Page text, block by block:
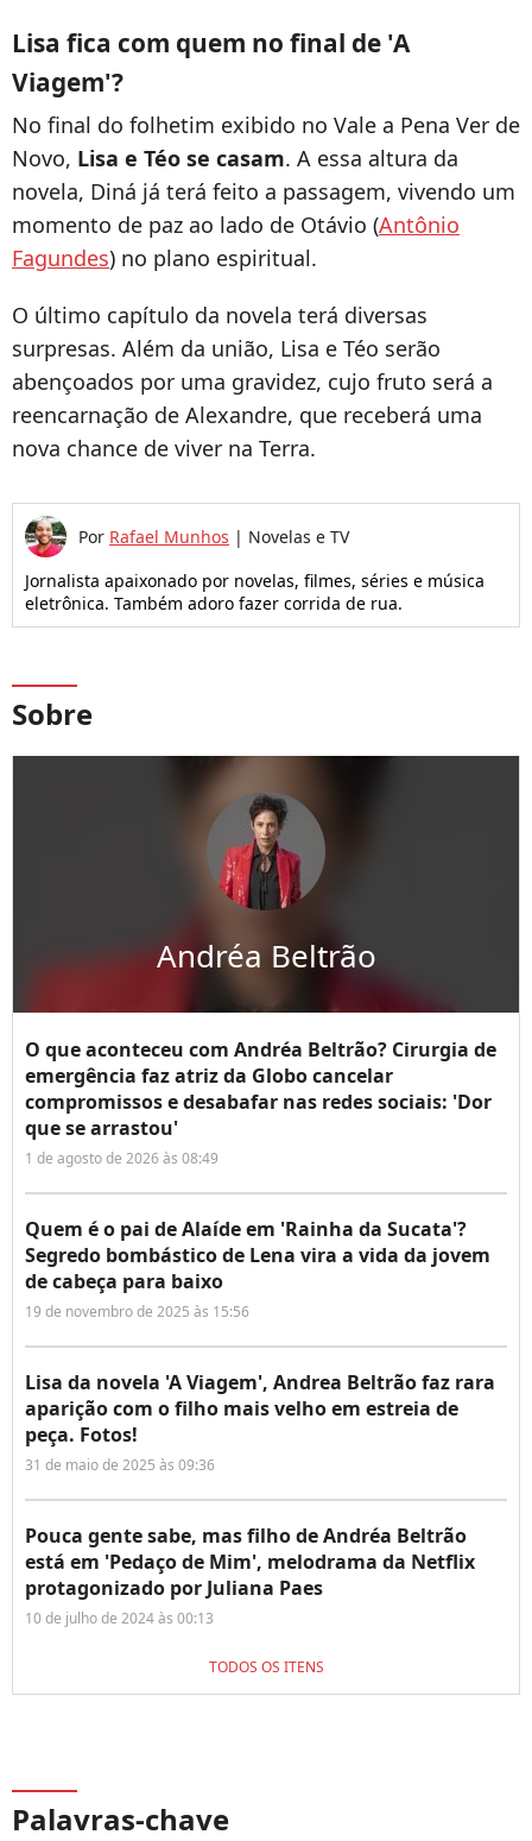
Lisa fica com quem no final de 'A
Viagem'?
No final do folhetim exibido no Vale a Pena Ver de
Novo, Lisa e Téo se casam. A essa altura da
novela, Diná já terá feito a passagem, vivendo um
momento de paz ao lado de Otávio (Antônio
Fagundes) no plano espiritual.
O último capítulo da novela terá diversas
surpresas. Além da união, Lisa e Téo serão
abençoados por uma gravidez, cujo fruto será a
reencarnação de Alexandre, que receberá uma
nova chance de viver na Terra.
Por Rafael Munhos | Novelas e TV
Jornalista apaixonado por novelas, filmes, séries e música
eletrônica. Também adoro fazer corrida de rua.
Sobre
Andréa Beltrão
O que aconteceu com Andréa Beltrão? Cirurgia de
emergência faz atriz da Globo cancelar
compromissos e desabafar nas redes sociais: 'Dor
que se arrastou'
1 de agosto de 2026 às 08:49
Quem é o pai de Alaíde em 'Rainha da Sucata'?
Segredo bombástico de Lena vira a vida da jovem
de cabeça para baixo
19 de novembro de 2025 às 15:56
Lisa da novela 'A Viagem', Andrea Beltrão faz rara
aparição com o filho mais velho em estreia de
peça. Fotos!
31 de maio de 2025 às 09:36
Pouca gente sabe, mas filho de Andréa Beltrão
está em 'Pedaço de Mim', melodrama da Netflix
protagonizado por Juliana Paes
10 de julho de 2024 às 00:13
TODOS OS ITENS
Palavras-chave